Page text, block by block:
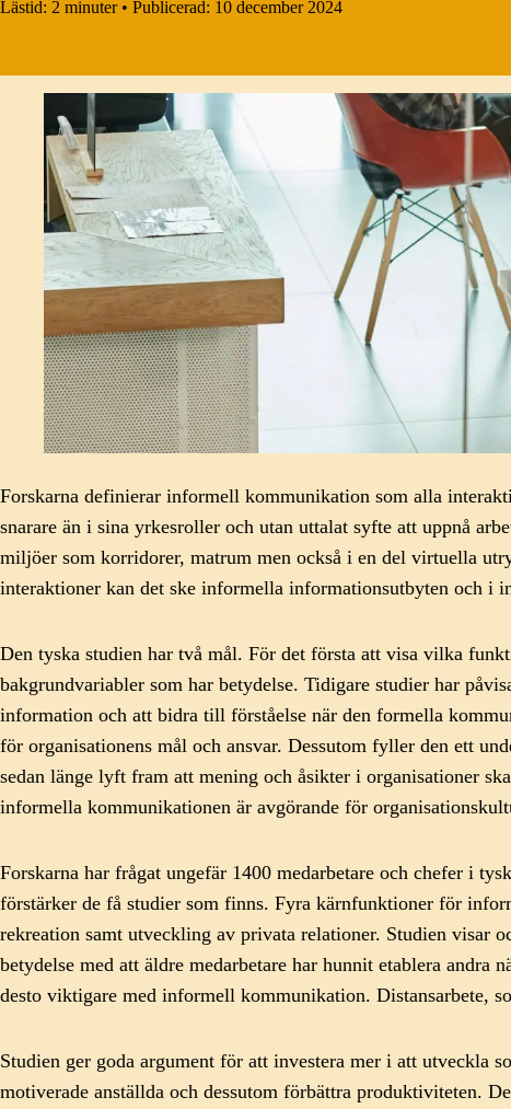
Lästid: 2 minuter • Publicerad: 10 december 2024
Forskarna definierar informell kommunikation som alla
snarare än i sina yrkesroller och utan uttalat syfte att uppnå
miljöer som korridorer, matrum men också i en del virtuella
interaktioner kan det ske informella informationsutbyten och i
Den tyska studien har två mål. För det första att visa vilka
bakgrundvariabler som har betydelse. Tidigare studier har
information och att bidra till förståelse när den formella
för organisationens mål och ansvar. Dessutom fyller den ett
sedan länge lyft fram att mening och åsikter i organisationer
informella kommunikationen är avgörande för
Forskarna har frågat ungefär 1400 medarbetare och chefer i
förstärker de få studier som finns. Fyra kärnfunktioner för
rekreation samt utveckling av privata relationer. Studien visar
betydelse med att äldre medarbetare har hunnit etablera
desto viktigare med informell kommunikation. Distansarbete,
Studien ger goda argument för att investera mer i att utveckla
motiverade anställda och dessutom förbättra produktiviteten.